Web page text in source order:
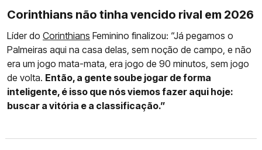
Corinthians não tinha vencido rival em 2026
Líder do Corinthians Feminino finalizou: “Já pegamos o
Palmeiras aqui na casa delas, sem noção de campo, e não
era um jogo mata-mata, era jogo de 90 minutos, sem jogo
de volta. Então, a gente soube jogar de forma
inteligente, é isso que nós viemos fazer aqui hoje:
buscar a vitória e a classificação.”